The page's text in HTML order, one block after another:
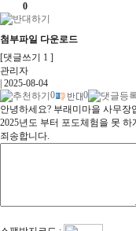
0
첨부파일 다운로드
[댓글쓰기 1 ]
관리자
| 2025-08-04
0
0
안녕하세요? 부래미마을 사무장
2025년도 부터 포도체험을 못 하
죄송합니다.